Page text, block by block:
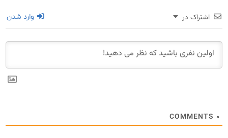
اشتراک در وارد شدن
۰